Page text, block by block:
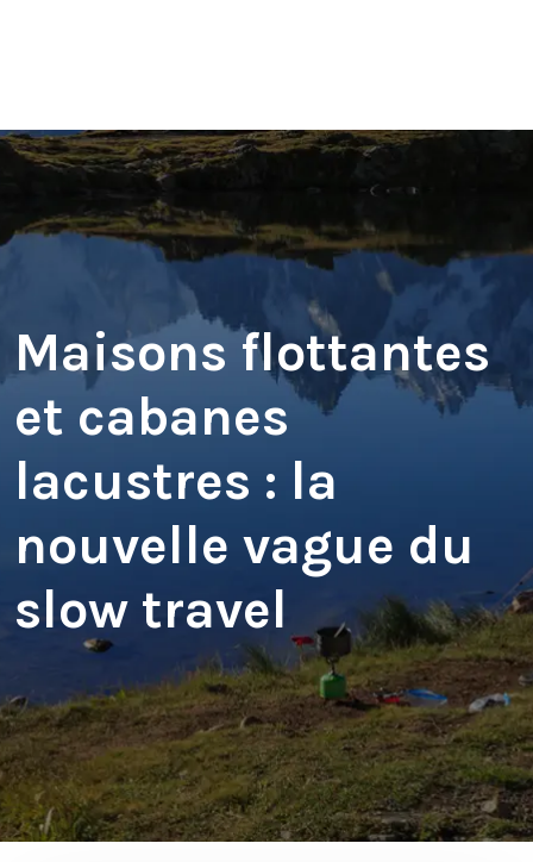
Maisons flottantes
et cabanes
lacustres : la
nouvelle vague du
slow travel